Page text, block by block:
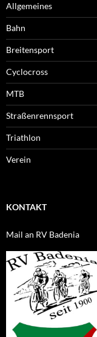
Allgemeines
Bahn
Breitensport
Cyclocross
MTB
Straßenrennsport
Triathlon
Verein
KONTAKT
Mail an RV Badenia